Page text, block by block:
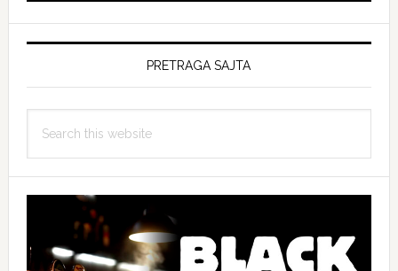
PRETRAGA SAJTA
this